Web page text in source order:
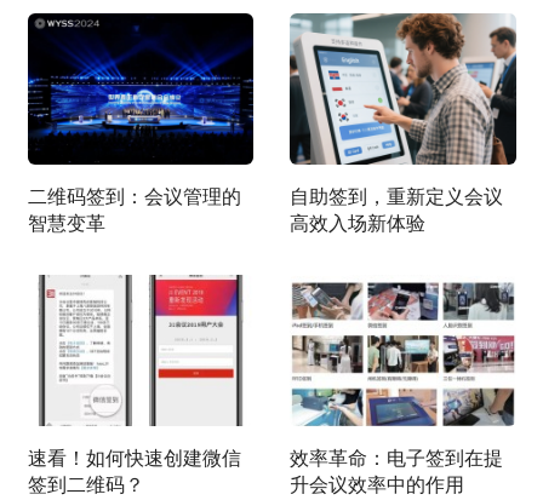
二维码签到：会议管理的
智慧变革
自助签到，重新定义会议
高效入场新体验
速看！如何快速创建微信
签到二维码？
效率革命：电子签到在提
升会议效率中的作用